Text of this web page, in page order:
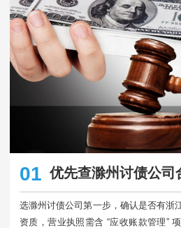
01 优先查滁州讨债公司
选滁州讨债公司第一步，确认是否有浙
资质，营业执照需含 “应收账款管理”